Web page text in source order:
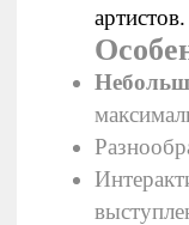
артистов.